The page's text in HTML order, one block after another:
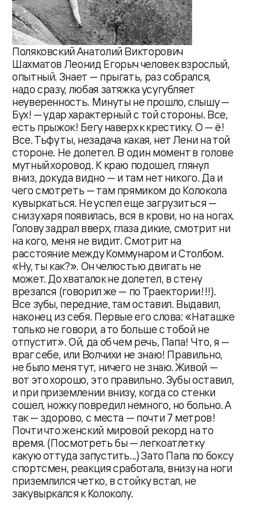
Поляковский Анатолий Викторович
Шахматов Леонид Егорыч человек взрослый,
опытный. Знает — прыгать, раз собрался,
надо сразу, любая затяжка усугубляет
неуверенность. Минуты не прошло, слышу —
Бух! — удар характерный с той стороны. Все,
есть прыжок! Бегу наверх к крестику. О — ё!
Все. Тьфу ты, незадача какая, нет Лени на той
стороне. Не долетел. В один момент в голове
мутный хоровод. К краю подошел, глянул
вниз, докуда видно — и там нет никого. Да и
чего смотреть — там прямиком до Колокола
кувыркаться. Не успел еще загрузиться —
снизу харя появилась, вся в крови, но на ногах.
Голову задрал вверх, глаза дикие, смотрит ни
на кого, меня не видит. Смотрит на
расстояние между Коммунаром и Столбом.
«Ну, ты как?». Он челюстью двигать не
может. До хваталок не долетел, в стену
врезался (говорил же — по Траектории!!!).
Все зубы, передние, там оставил. Выдавил,
наконец из себя. Первые его слова: «Наташке
только не говори, а то больше с тобой не
отпустит». Ой, да об чем речь, Папа! Что, я —
враг себе, или Волчихи не знаю! Правильно,
не было меня тут, ничего не знаю. Живой —
вот это хорошо, это правильно. Зубы оставил,
и при приземлении внизу, когда со стенки
сошел, ножку повредил немного, но больно. А
так — здорово, с места — почти 7 метров!
Почти что женский мировой рекорд на то
время. (Посмотреть бы — легкоатлетку
какую оттуда запустить...) Зато Папа по боксу
спортсмен, реакция сработала, внизу на ноги
приземлился четко, в стойку встал, не
закувыркался к Колоколу.